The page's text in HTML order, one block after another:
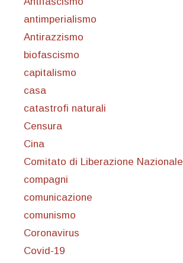
antimperialismo
Antirazzismo
biofascismo
capitalismo
casa
catastrofi naturali
Censura
Cina
Comitato di Liberazione Nazionale
compagni
comunicazione
comunismo
Coronavirus
Covid-19